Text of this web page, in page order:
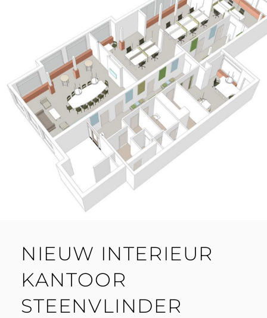
NIEUW INTERIEUR
KANTOOR
STEENVLINDER